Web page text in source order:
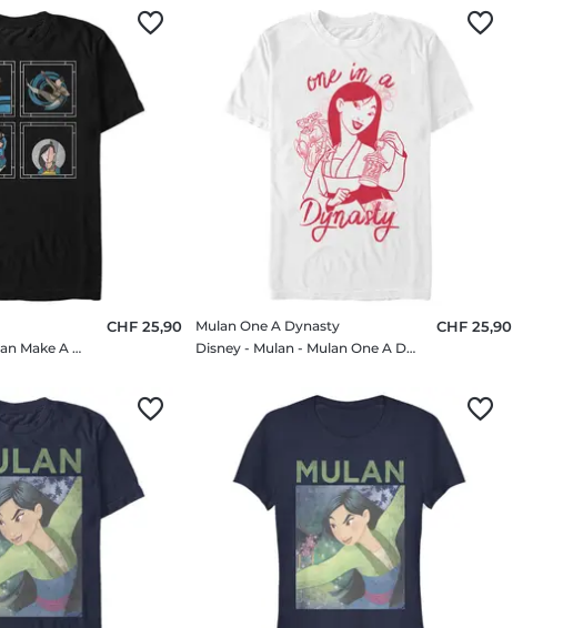
Disney - Mulan - Mulan Make A Man - Homme T-shirt
CHF 25,90
Mulan One A Dynasty
Disney - Mulan - Mulan One A Dynasty - Homme T-shirt
CHF 25,90